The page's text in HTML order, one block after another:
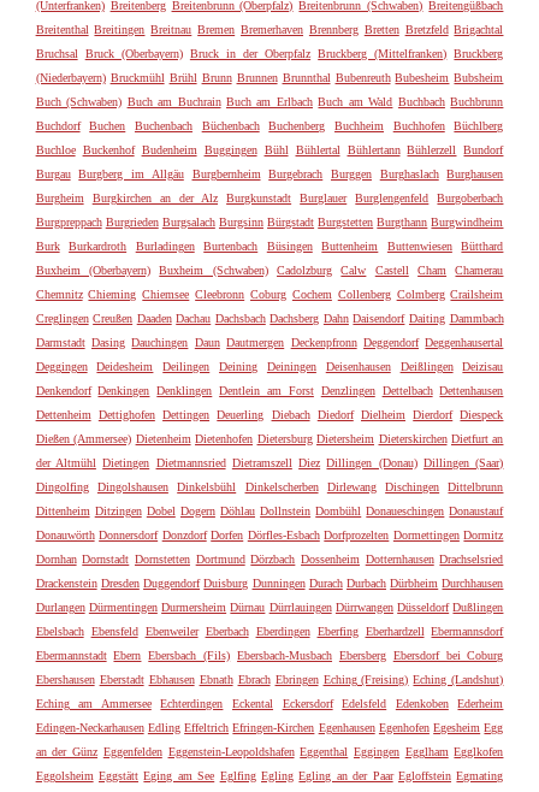
(Unterfranken) Breitenberg Breitenbrunn (Oberpfalz) Breitenbrunn (Schwaben) Breitengüßbach
Breitenthal Breitingen Breitnau Bremen Bremerhaven Brennberg Bretten Bretzfeld Brigachtal
Bruchsal
Bruck (Oberbayern) Bruck in der Oberpfalz Bruckberg (Mittelfranken) Bruckberg
(Niederbayern) Bruckmühl Brühl Brunn Brunnen Brunnthal Bubenreuth Bubesheim Bubsheim
Buch (Schwaben) Buch am Buchrain Buch am Erlbach Buch am Wald Buchbach Buchbrunn
Buchdorf
Buchen Buchenbach Büchenbach Buchenberg Buchheim Buchhofen
Büchlberg
Buchloe Buckenhof Budenheim Buggingen Bühl Bühlertal Bühlertann Bühlerzell
Bundorf
Burgau
Burgberg im Allgäu Burgbernheim Burgebrach Burggen Burghaslach
Burghausen
Burgheim
Burgkirchen an der Alz Burgkunstadt Burglauer Burglengenfeld
Burgoberbach
Burgpreppach Burgrieden Burgsalach Burgsinn Bürgstadt Burgstetten Burgthann Burgwindheim
Burk
Burkardroth Burladingen Burtenbach Büsingen Buttenheim Buttenwiesen
Bütthard
Buxheim (Oberbayern)
Buxheim (Schwaben) Cadolzburg Calw Castell Cham
Chamerau
Chemnitz Chieming Chiemsee Cleebronn Coburg Cochem Collenberg Colmberg Crailsheim
Creglingen Creußen Daaden Dachau Dachsbach Dachsberg Dahn Daisendorf Daiting Dammbach
Darmstadt Dasing Dauchingen Daun Dautmergen Deckenpfronn Deggendorf Deggenhausertal
Deggingen
Deidesheim Deilingen Deining Deiningen Deisenhausen Deißlingen
Deizisau
Denkendorf Denkingen Denklingen Dentlein am Forst Denzlingen Dettelbach Dettenhausen
Dettenheim
Dettighofen Dettingen Deuerling Diebach Diedorf Dielheim Dierdorf Diespeck
Dießen (Ammersee) Dietenheim Dietenhofen Dietersburg Dietersheim Dieterskirchen Dietfurt an
der Altmühl Dietingen Dietmannsried Dietramszell Diez Dillingen (Donau) Dillingen (Saar)
Dingolfing
Dingolshausen Dinkelsbühl Dinkelscherben Dirlewang Dischingen
Dittelbrunn
Dittenheim Ditzingen Dobel Dogern Döhlau Dollnstein Dombühl Donaueschingen Donaustauf
Donauwörth Donnersdorf Donzdorf Dorfen Dörfles-Esbach Dorfprozelten Dormettingen Dormitz
Dornhan Dornstadt Dornstetten Dortmund Dörzbach Dossenheim Dotternhausen Drachselsried
Drackenstein Dresden Duggendorf Duisburg Dunningen Durach Durbach Dürbheim Durchhausen
Durlangen Dürmentingen Durmersheim Dürnau Dürrlauingen Dürrwangen Düsseldorf Dußlingen
Ebelsbach Ebensfeld Ebenweiler Eberbach Eberdingen Eberfing Eberhardzell Ebermannsdorf
Ebermannstadt Ebern Ebersbach (Fils) Ebersbach-Musbach Ebersberg Ebersdorf bei Coburg
Ebershausen Eberstadt Ebhausen Ebnath Ebrach Ebringen Eching (Freising) Eching (Landshut)
Eching am Ammersee
Echterdingen Eckental Eckersdorf Edelsfeld Edenkoben
Ederheim
Edingen-Neckarhausen Edling Effeltrich Efringen-Kirchen Egenhausen Egenhofen Egesheim Egg
an der Günz Eggenfelden Eggenstein-Leopoldshafen Eggenthal Eggingen Egglham Egglkofen
Eggolsheim Eggstätt Eging am See Eglfing Egling Egling an der Paar Egloffstein Egmating